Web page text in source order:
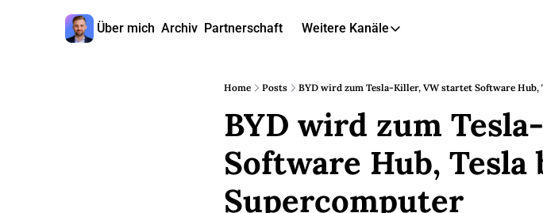
Über mich Archiv Partnerschaft Weitere Kanäle
Weitere Kanäle
🎧 Podcast
🙋‍♂️ LinkedIn
🇬🇧 English Newsletter
Home Posts BYD wird zum Tesla-Killer, VW startet Software Hub,
BYD wird zum
Software Hub, Tesla
Supercomputer